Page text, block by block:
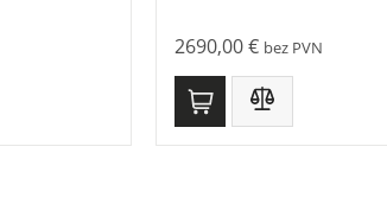
2690,00€ bez PVN